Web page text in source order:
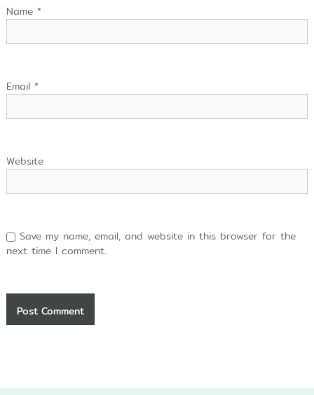
Name *
Email *
Website
Save my name, email, and website in this browser for the
next time I comment.